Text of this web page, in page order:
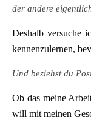
der andere
Deshalb versuche
kennenzulernen,
Und beziehst du
Ob das meine
will mit meinen